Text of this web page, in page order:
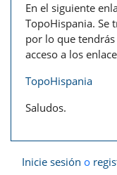
En el siguiente
TopoHispania. Se
por lo que
acceso a los
TopoHispania
Saludos.
Inicie sesión o